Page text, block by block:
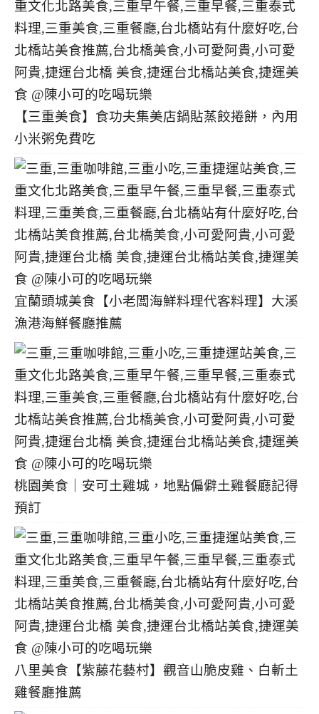
【三重美食】食功夫集美店鍋貼蒸餃捲餅，內用
小米粥免費吃
宜蘭頭城美食【小老闆海鮮料理代客料理】大溪
漁港海鮮餐廳推薦
桃園美食｜安可土雞城，地點偏僻土雞餐廳記得
預訂
八里美食【紫藤花藝村】觀音山脆皮雞、白斬土
雞餐廳推薦